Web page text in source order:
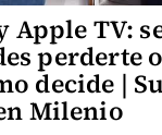
Apple TV:
perderte
decide |
Milenio